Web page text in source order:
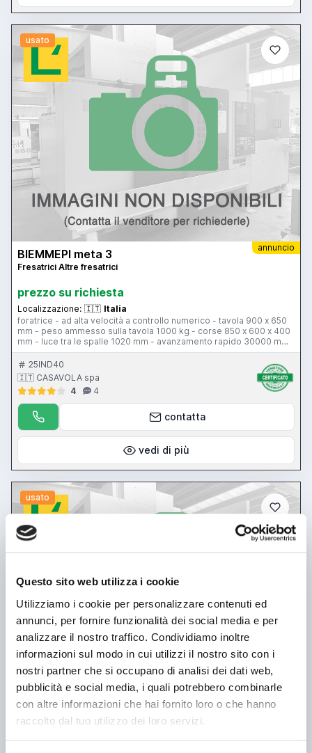
Questo sito web utilizza i cookie
Utilizziamo i cookie per personalizzare contenuti ed
annunci, per fornire funzionalità dei social media e per
analizzare il nostro traffico. Condividiamo inoltre
informazioni sul modo in cui utilizzi il nostro sito con i
nostri partner che si occupano di analisi dei dati web,
pubblicità e social media, i quali potrebbero combinarle
con altre informazioni che hai fornito loro o che hanno
raccolto dal tuo utilizzo dei loro servizi.
usato
annuncio
BIEMMEPI meta 3
Fresatrici Altre fresatrici
prezzo su richiesta
Localizzazione: 🇮🇹 Italia
foratrice - ad alta velocità a controllo numerico - tavola 900 x 650
mm - peso ammesso sulla tavola 1000 kg - corse 850 x 600 x 400
mm - luce tra le spalle 1020 mm - avanzamento rapido 30000 mm
al minuto – velocità elettromandrino 30000 giri al minuto - motore
elettromandrino 10 kW - cono ISO 30 - magazzino utensili 14
posizioni - controllo numerico BMPDIGIT
25IND40
🇮🇹 CASAVOLA spa
4
4
contatta
vedi di più
usato
annuncio
MECOF cs 140
Fresatrici Altre fresatrici